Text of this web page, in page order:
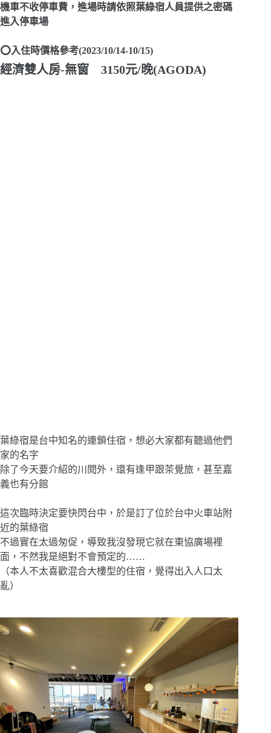
機車不收停車費，進場時請依照葉綠宿人員提供之密碼
進入停車場
⭕入住時價格參考(2023/10/14-10/15)
經濟雙人房-無窗 3150元/晚(AGODA)
葉綠宿是台中知名的連鎖住宿，想必大家都有聽過他們
家的名字
除了今天要介紹的川閱外，還有逢甲跟茶覺旅，甚至嘉
義也有分館
這次臨時決定要快閃台中，於是訂了位於台中火車站附
近的葉綠宿
不過實在太過匆促，導致我沒發現它就在東協廣場裡
面，不然我是絕對不會預定的……
（本人不太喜歡混合大樓型的住宿，覺得出入人口太
亂）